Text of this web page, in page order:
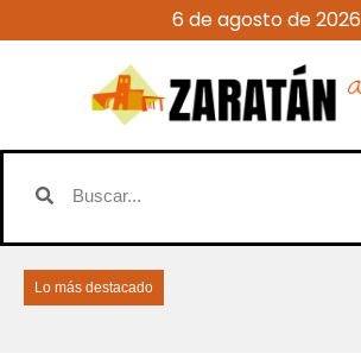
6 de agosto de 2026
Lo más destacado